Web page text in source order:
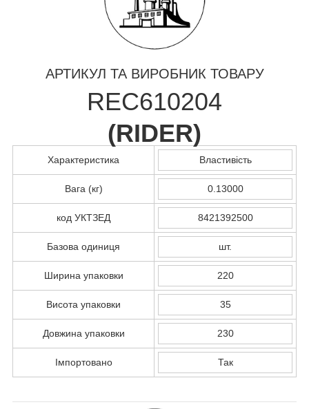
АРТИКУЛ ТА ВИРОБНИК ТОВАРУ
REC610204
(RIDER)
Характеристика Властивість
Вага (кг) 0.13000
код УКТЗЕД 8421392500
Базова одиниця шт.
Ширина упаковки 220
Висота упаковки 35
Довжина упаковки 230
Імпортовано Так